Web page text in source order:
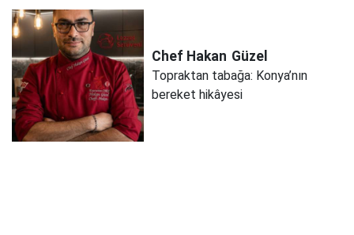
Chef Hakan Güzel
Topraktan tabağa: Konya’nın
bereket hikâyesi